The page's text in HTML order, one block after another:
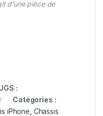
d’une pièce de
:
Catégories :
iPhone Chassis